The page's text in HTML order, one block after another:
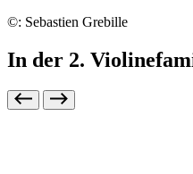
©: Sebastien Grebille
In der 2.